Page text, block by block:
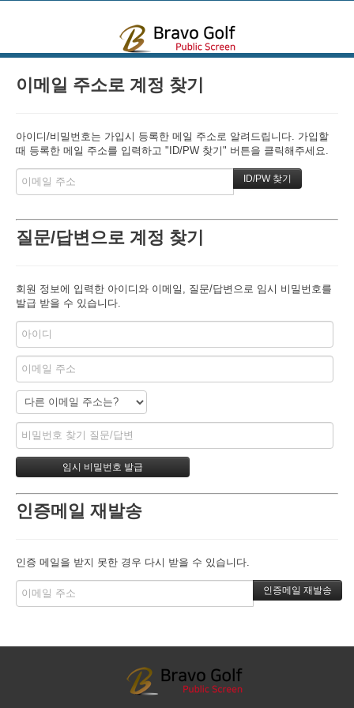
이메일 주소로 계정 찾기
아이디/비밀번호는 가입시 등록한 메일 주소로 알려드립니다. 가입할
때 등록한 메일 주소를 입력하고 "ID/PW 찾기" 버튼을 클릭해주세요.
질문/답변으로 계정 찾기
회원 정보에 입력한 아이디와 이메일, 질문/답변으로 임시 비밀번호를
발급 받을 수 있습니다.
인증메일 재발송
인증 메일을 받지 못한 경우 다시 받을 수 있습니다.